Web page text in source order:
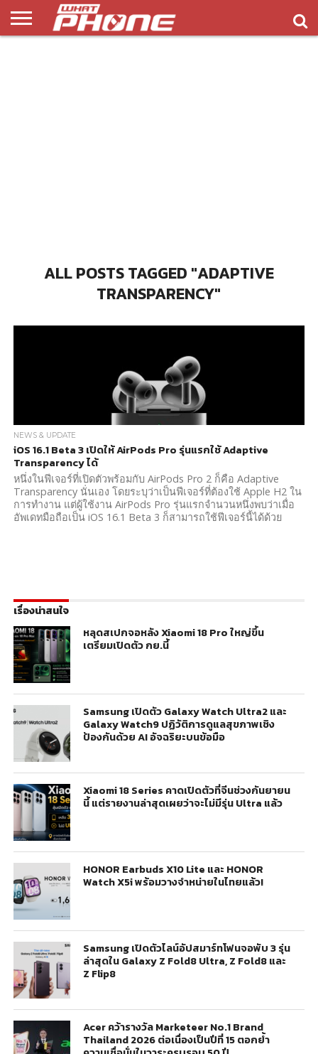
ALL POSTS TAGGED "ADAPTIVE
TRANSPARENCY"
NEWS & UPDATE
iOS 16.1 Beta 3 เปิดให้ AirPods Pro รุ่นแรกใช้ Adaptive
Transparency ได้
หนึ่งในฟีเจอร์ที่เปิดตัวพร้อมกับ AirPods Pro 2 ก็คือ Adaptive
Transparency นั่นเอง โดยระบุว่าเป็นฟีเจอร์ที่ต้องใช้ Apple H2 ใน
การทำงาน แต่ผู้ใช้งาน AirPods Pro รุ่นแรกจำนวนหนึ่งพบว่าเมื่อ
อัพเดทมือถือเป็น iOS 16.1 Beta 3 ก็สามารถใช้ฟีเจอร์นี้ได้ด้วย
เรื่องน่าสนใจ
หลุดสเปกจอหลัง Xiaomi 18 Pro ใหญ่ขึ้น
เตรียมเปิดตัว กย.นี้
Samsung เปิดตัว Galaxy Watch Ultra2 และ
Galaxy Watch9 ปฏิวัติการดูแลสุขภาพเชิง
ป้องกันด้วย AI อัจฉริยะบนข้อมือ
Xiaomi 18 Series คาดเปิดตัวที่จีนช่วงกันยายน
นี้ แต่รายงานล่าสุดเผยว่าจะไม่มีรุ่น Ultra แล้ว
HONOR Earbuds X10 Lite และ HONOR
Watch X5i พร้อมวางจำหน่ายในไทยแล้ว!
Samsung เปิดตัวไลน์อัปสมาร์ทโฟนจอพับ 3 รุ่น
ล่าสุดใน Galaxy Z Fold8 Ultra, Z Fold8 และ
Z Flip8
Acer คว้ารางวัล Marketeer No.1 Brand
Thailand 2026 ต่อเนื่องเป็นปีที่ 15 ตอกย้ำ